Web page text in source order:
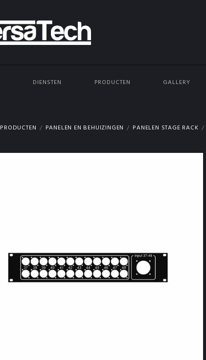
DIENSTEN PRODUCTEN GALLERY
PRODUCTEN PANELEN EN BEHUIZINGEN PANELEN STAGE RACK